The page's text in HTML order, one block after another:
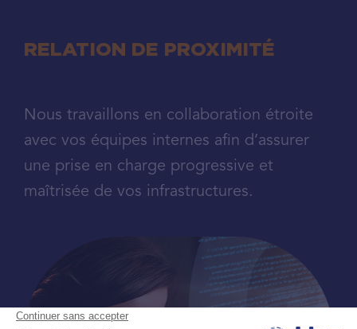
RELATION DE PROXIMITÉ
Nous travaillons en collaboration étroite
avec vos équipes internes afin d’assurer
une prise en charge progressive et
maîtrisée de vos infrastructures.